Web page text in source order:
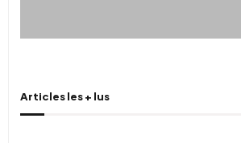
Articles les + lus